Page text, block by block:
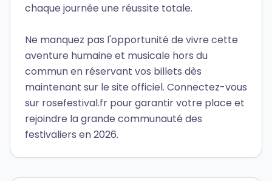
chaque journée une réussite totale.
Ne manquez pas l'opportunité de vivre cette
aventure humaine et musicale hors du
commun en réservant vos billets dès
maintenant sur le site officiel. Connectez-vous
sur rosefestival.fr pour garantir votre place et
rejoindre la grande communauté des
festivaliers en 2026.